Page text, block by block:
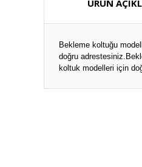
ÜRÜN
Bekleme koltuğu
doğru adrestesiniz.
koltuk modelleri için